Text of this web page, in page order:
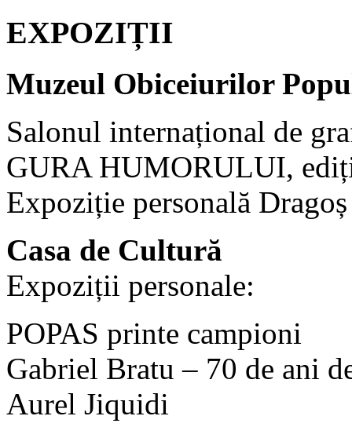
EXPOZIȚII
Muzeul Obiceiurilor
Salonul internațional de
GURA HUMORULUI,
Expoziție personală
Casa de Cultură
Expoziții personale:
POPAS printe campioni
Gabriel Bratu – 70 de ani
Aurel Jiquidi